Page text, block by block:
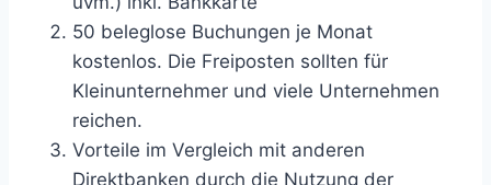
50 beleglose Buchungen je Monat
kostenlos. Die Freiposten sollten für
Kleinunternehmer und viele Unternehmen
reichen.
Vorteile im Vergleich mit anderen
Direktbanken durch die Nutzung der